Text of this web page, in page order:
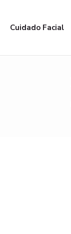
Cuidado Facial